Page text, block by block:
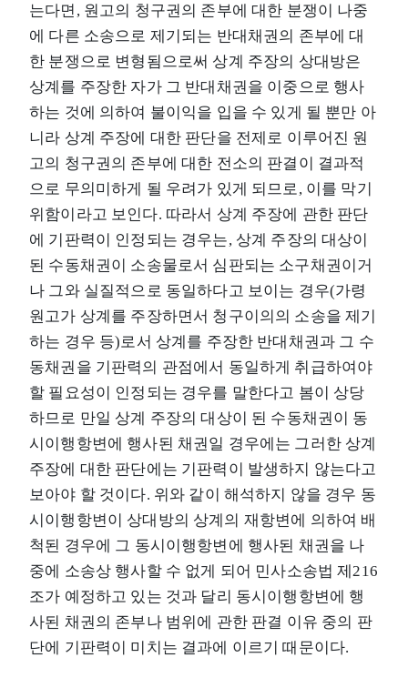
는다면, 원고의 청구권의 존부에 대한 분쟁이 나중
에 다른 소송으로 제기되는 반대채권의 존부에 대
한 분쟁으로 변형됨으로써 상계 주장의 상대방은
상계를 주장한 자가 그 반대채권을 이중으로 행사
하는 것에 의하여 불이익을 입을 수 있게 될 뿐만 아
니라 상계 주장에 대한 판단을 전제로 이루어진 원
고의 청구권의 존부에 대한 전소의 판결이 결과적
으로 무의미하게 될 우려가 있게 되므로, 이를 막기
위함이라고 보인다. 따라서 상계 주장에 관한 판단
에 기판력이 인정되는 경우는, 상계 주장의 대상이
된 수동채권이 소송물로서 심판되는 소구채권이거
나 그와 실질적으로 동일하다고 보이는 경우(가령
원고가 상계를 주장하면서 청구이의의 소송을 제기
하는 경우 등)로서 상계를 주장한 반대채권과 그 수
동채권을 기판력의 관점에서 동일하게 취급하여야
할 필요성이 인정되는 경우를 말한다고 봄이 상당
하므로 만일 상계 주장의 대상이 된 수동채권이 동
시이행항변에 행사된 채권일 경우에는 그러한 상계
주장에 대한 판단에는 기판력이 발생하지 않는다고
보아야 할 것이다. 위와 같이 해석하지 않을 경우 동
시이행항변이 상대방의 상계의 재항변에 의하여 배
척된 경우에 그 동시이행항변에 행사된 채권을 나
중에 소송상 행사할 수 없게 되어 민사소송법 제216
조가 예정하고 있는 것과 달리 동시이행항변에 행
사된 채권의 존부나 범위에 관한 판결 이유 중의 판
단에 기판력이 미치는 결과에 이르기 때문이다.